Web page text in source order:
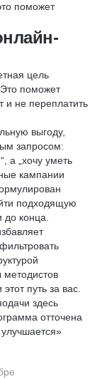
поможет
цель
Это поможет
не переплатить
выгоду,
запросом:
а „хочу уметь
кампании
подходящую
конца.
путь за вас.
здесь
отточена